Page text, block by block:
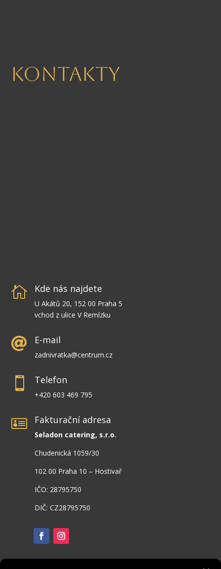
Kontakty
 Kde nás najdete
U Akátů 20, 152 00 Praha 5
vchod z ulice V Remízku
 E-mail
zadnivratka@centrum.cz
 Telefon
+420 603 469 795
 Fakturační adresa
Seladon catering, s.r.o.
Chudenická 1059/30
102 00 Praha 10 – Hostivař
IČO: 28795750
DIČ: CZ28795750